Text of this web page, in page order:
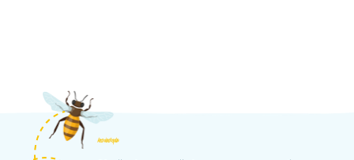
kosnicashop.ba